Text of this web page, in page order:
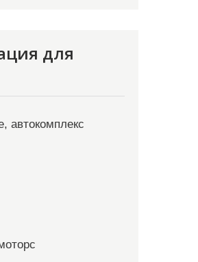
для
автокомплекс